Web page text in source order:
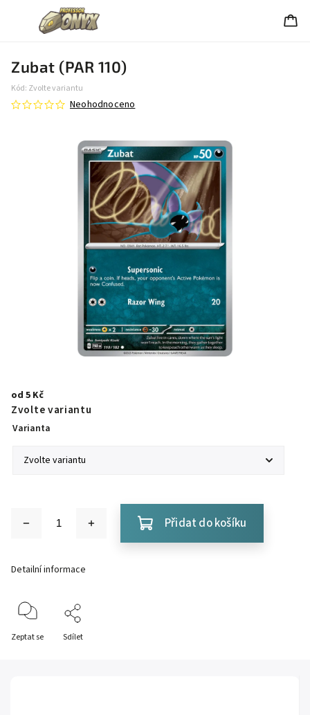
Zubat (PAR 110)
Kód: Zvolte variantu
Neohodnoceno
od 5 Kč
Zvolte variantu
Varianta
Přidat do košíku
Detailní informace
Zeptat se Sdílet